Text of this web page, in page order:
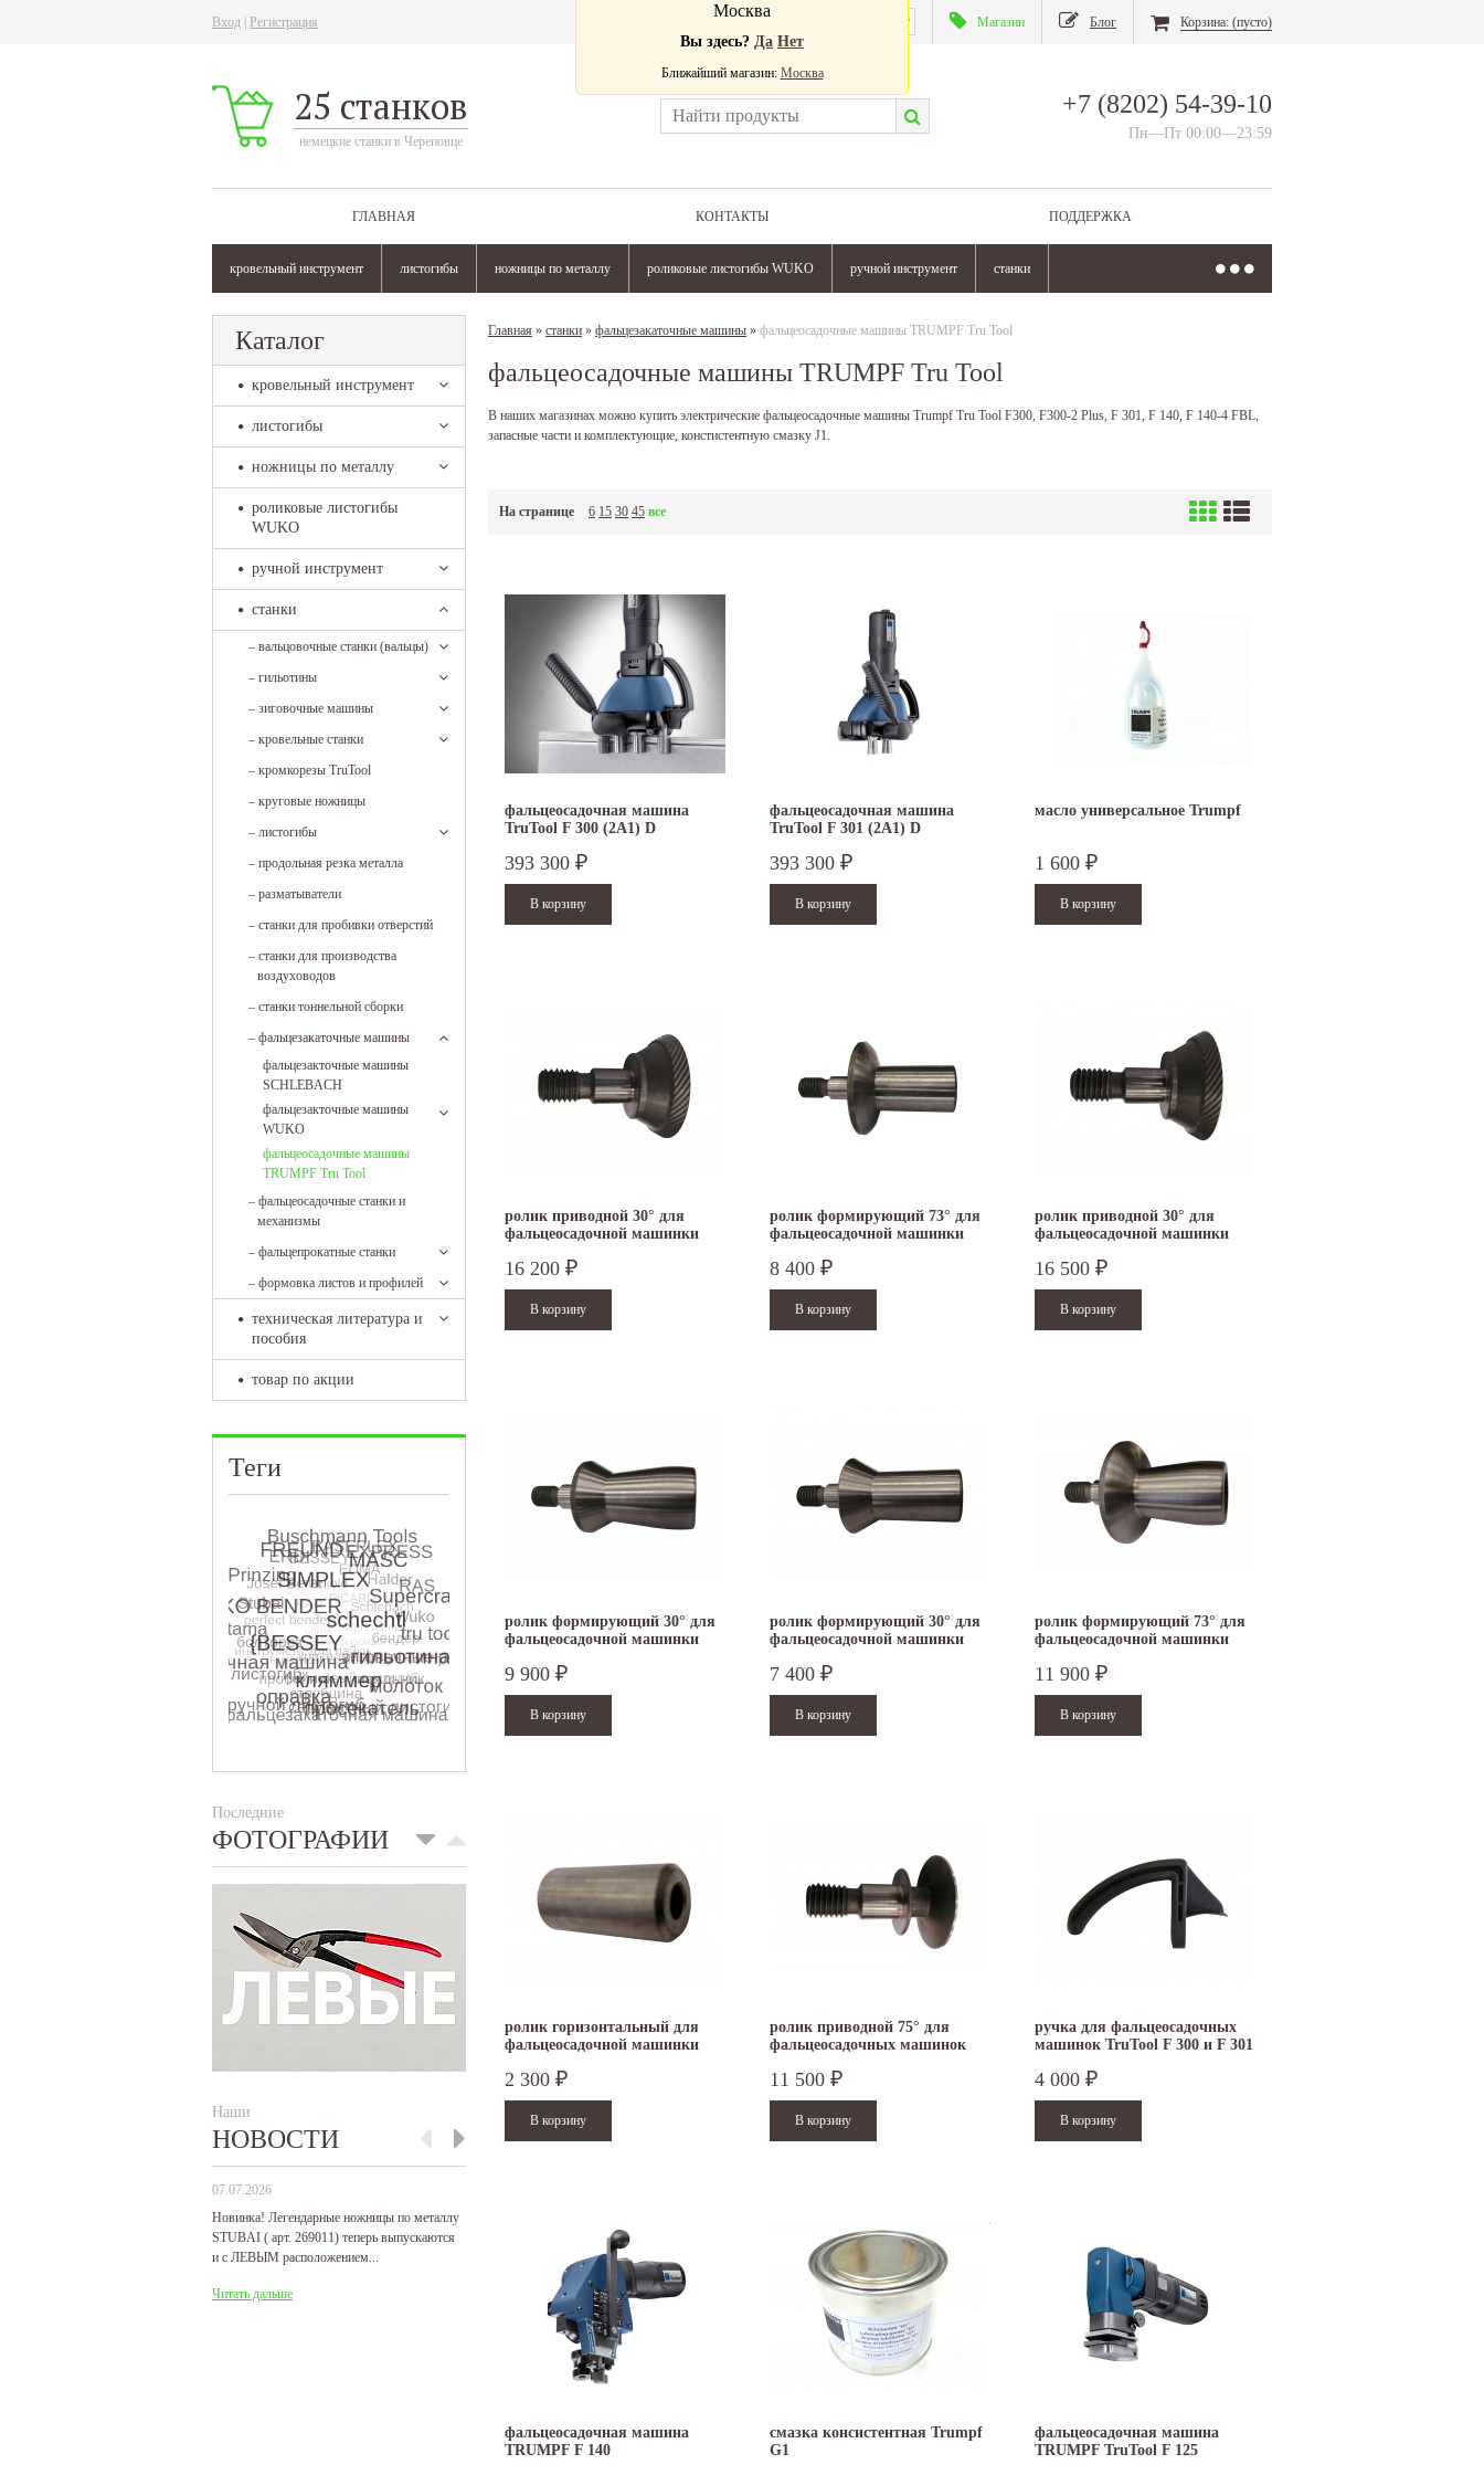
Вход Регистрация Магазин Блог Корзина: (пусто)
25 станков
немецкие станки в Череповце
+7 (8202) 54-39-10
Пн—Пт 00:00—23:59
ГЛАВНАЯ КОНТАКТЫ ПОДДЕРЖКА
кровельный инструмент листогибы ножницы по металлу роликовые листогибы WUKO ручной инструмент станки
Москва
Вы здесь? Да Нет
Ближайший магазин: Москва
Каталог
кровельный инструмент
листогибы
ножницы по металлу
роликовые листогибы
WUKO
ручной инструмент
станки
– вальцовочные станки (вальцы)
– гильотины
– зиговочные машины
– кровельные станки
– кромкорезы TruTool
– круговые ножницы
– листогибы
– продольная резка металла
– разматыватели
– станки для пробивки отверстий
– станки для производства
воздуховодов
– станки тоннельной сборки
– фальцезакаточные машины
фальцезакточные машины
SCHLEBACH
фальцезакточные машины
WUKO
фальцеосадочные машины
TRUMPF Tru Tool
– фальцеосадочные станки и
механизмы
– фальцепрокатные станки
– формовка листов и профилей
техническая литература и
пособия
товар по акции
Теги
Последние
ФОТОГРАФИИ
Наши
НОВОСТИ
07.07.2026
Новинка! Легендарные ножницы по металлу
STUBAI ( арт. 269011) теперь выпускаются
и с ЛЕВЫМ расположением...
Читать дальше
праздники 2025 - 2026 г.: г. Москва: 29, 30
декабря - работаем в обычном...
Читать дальше
01 по 04 мая - выходные дни с 05 по 07 мая
- работаем в...
Читать дальше
Читать дальше
Главная » станки » фальцезакаточные машины » фальцеосадочные машины TRUMPF Tru Tool
фальцеосадочные машины TRUMPF Tru Tool
В наших магазинах можно купить электрические фальцеосадочные машины Trumpf Tru Tool F300, F300-2 Plus, F 301, F 140, F 140-4 FBL,
запасные части и комплектующие, констистентную смазку J1.
На странице 6 15 30 45 все
фальцеосадочная машина
TruTool F 300 (2A1) D
393 300 ₽
фальцеосадочная машина
TruTool F 301 (2A1) D
393 300 ₽
масло универсальное Trumpf
1 600 ₽
ролик приводной 30° для
фальцеосадочной машинки
16 200 ₽
ролик формирующий 73° для
фальцеосадочной машинки
8 400 ₽
ролик приводной 30° для
фальцеосадочной машинки
16 500 ₽
ролик формирующий 30° для
фальцеосадочной машинки
9 900 ₽
ролик формирующий 30° для
фальцеосадочной машинки
7 400 ₽
ролик формирующий 73° для
фальцеосадочной машинки
11 900 ₽
ролик горизонтальный для
фальцеосадочной машинки
2 300 ₽
ролик приводной 75° для
фальцеосадочных машинок
11 500 ₽
ручка для фальцеосадочных
машинок TruTool F 300 и F 301
4 000 ₽
фальцеосадочная машина
TRUMPF F 140
смазка консистентная Trumpf
G1
фальцеосадочная машина
TRUMPF TruTool F 125